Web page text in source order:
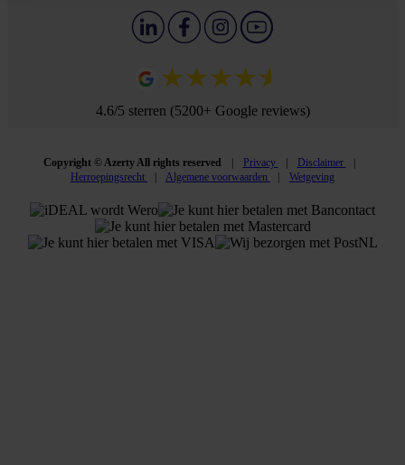
4.6/5 sterren (5200+ Google reviews)
Copyright © Azerty All rights reserved Privacy
Disclaimer
Herroepingsrecht
Algemene voorwaarden Wetgeving